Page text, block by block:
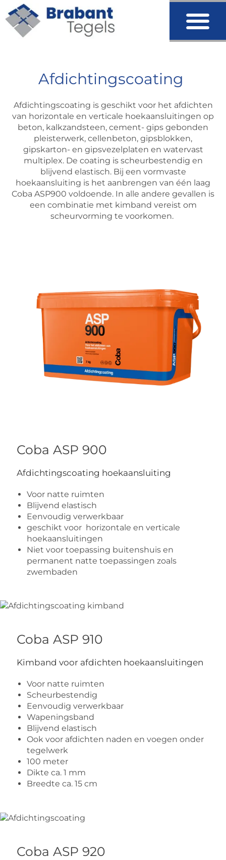
Afdichtingscoating
Afdichtingscoating is geschikt voor het afdichten
van horizontale en verticale hoekaansluitingen op
beton, kalkzandsteen, cement- gips gebonden
pleisterwerk, cellenbeton, gipsblokken,
gipskarton- en gipsvezelplaten en watervast
multiplex. De coating is scheurbestendig en
blijvend elastisch. Bij een vormvaste
hoekaansluiting is het aanbrengen van één laag
Coba ASP900 voldoende. In alle andere gevallen is
een combinatie met kimband vereist om
scheurvorming te voorkomen.
Coba ASP 900
Afdichtingscoating hoekaansluiting
Voor natte ruimten
Blijvend elastisch
Eenvoudig verwerkbaar
geschikt voor horizontale en verticale
hoekaansluitingen
Niet voor toepassing buitenshuis en
permanent natte toepassingen zoals
zwembaden
Coba ASP 910
Kimband voor afdichten hoekaansluitingen
Voor natte ruimten
Scheurbestendig
Eenvoudig verwerkbaar
Wapeningsband
Blijvend elastisch
Ook voor afdichten naden en voegen onder
tegelwerk
100 meter
Dikte ca. 1 mm
Breedte ca. 15 cm
Coba ASP 920